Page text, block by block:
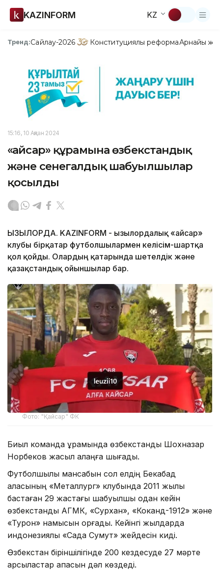
KAZINFORM KZ
Тренд:Сайлау-2026 Конституциялық реформаАрнайы
15:16, 10 Ақпан 2024
«Қайсар» құрамына өзбекстандық
және сенегалдық шабуылшылар
қосылды
ҚЫЗЫЛОРДА. KAZINFORM - Қызылордалық «Қайсар»
клубы бірқатар футболшылармен келісім-шартқа
қол қойды. Олардың қатарында шетелдік және
қазақстандық ойыншылар бар.
Фото: "Қайсар" ФК
Биыл команда құрамында өзбекстандық Шохназар
Норбеков жасыл алаңға шығады.
Футболшылық мансабын сол елдің Бекабад
қаласының «Металлург» клубында 2011 жылы
бастаған 29 жастағы шабуылшы одан кейін
өзбекстандық АГМК, «Сурхан», «Коканд-1912» және
«Турон» намысын қорғады. Кейінгі жылдарда
индонезиялық «Сада Сумут» жейдесін киді.
Өзбекстан біріншілігінде 200 кездесуде 27 мәрте
қарсыластар қақпасын дәл көздеді.